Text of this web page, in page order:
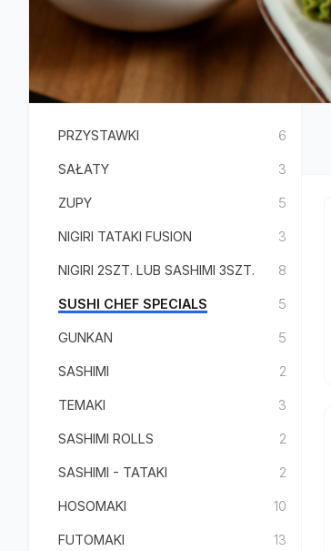
PRZYSTAWKI 6
SAŁATY 3
ZUPY 5
NIGIRI TATAKI FUSION 3
NIGIRI 2SZT. LUB SASHIMI 3SZT. 8
SUSHI CHEF SPECIALS 5
GUNKAN 5
SASHIMI 2
TEMAKI 3
SASHIMI ROLLS 2
SASHIMI - TATAKI 2
HOSOMAKI 10
FUTOMAKI 13